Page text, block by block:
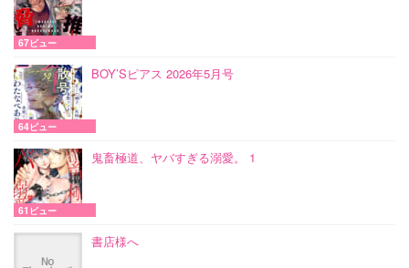
67ビュー
BOY’Sピアス 2026年5月号
64ビュー
鬼畜極道、ヤバすぎる溺愛。 1
61ビュー
書店様へ